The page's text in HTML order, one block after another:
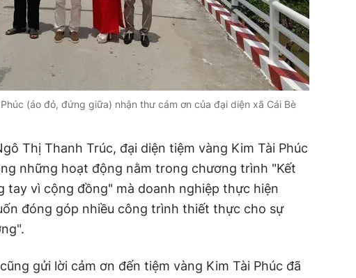
(áo đỏ, đứng giữa) nhận thư cám ơn của đại diện xã Cái Bè
Thị Thanh Trúc, đại diện tiệm vàng Kim Tài Phúc
những hoạt động nằm trong chương trình "Kết
tay vì cộng đồng" mà doanh nghiệp thực hiện
đóng góp nhiều công trình thiết thực cho sự
gửi lời cảm ơn đến tiệm vàng Kim Tài Phúc đã